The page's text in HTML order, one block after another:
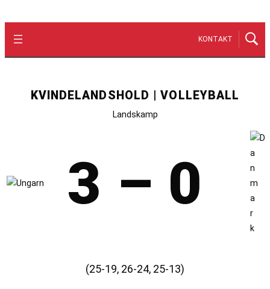
KONTAKT
KVINDELANDSHOLD | VOLLEYBALL
Landskamp
3 – 0
(25-19, 26-24, 25-13)